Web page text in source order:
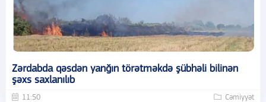
Zərdabda qəsdən yanğın törətməkdə şübhəli bilinən
şəxs saxlanılıb
11:50 Cəmiyyət